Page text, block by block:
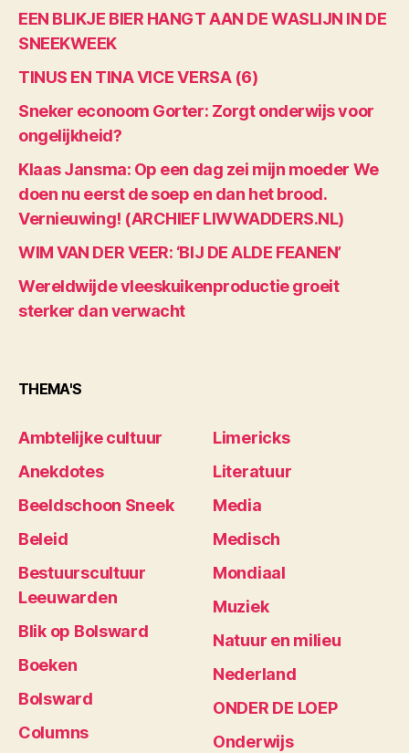
EEN BLIKJE BIER HANGT AAN DE WASLIJN IN DE
SNEEKWEEK
TINUS EN TINA VICE VERSA (6)
Sneker econoom Gorter: Zorgt onderwijs voor
ongelijkheid?
Klaas Jansma: Op een dag zei mijn moeder We
doen nu eerst de soep en dan het brood.
Vernieuwing! (ARCHIEF LIWWADDERS.NL)
WIM VAN DER VEER: ‘BIJ DE ALDE FEANEN’
Wereldwijde vleeskuikenproductie groeit
sterker dan verwacht
THEMA'S
Ambtelijke cultuur
Anekdotes
Beeldschoon Sneek
Beleid
Bestuurscultuur
Leeuwarden
Blik op Bolsward
Boeken
Bolsward
Columns
Limericks
Literatuur
Media
Medisch
Mondiaal
Muziek
Natuur en milieu
Nederland
ONDER DE LOEP
Onderwijs